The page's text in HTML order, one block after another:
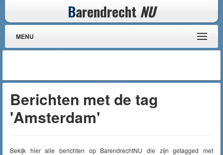
Barendrecht NU
MENU
Berichten met de tag
'Amsterdam'
Bekijk hier alle berichten op BarendrechtNU die zijn getagged met